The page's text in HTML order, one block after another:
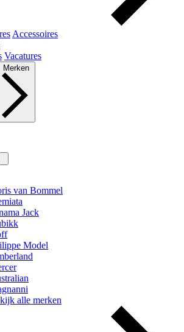
Accessoires
Vacatures
Merken
van Bommel
Jack
Model
alle merken